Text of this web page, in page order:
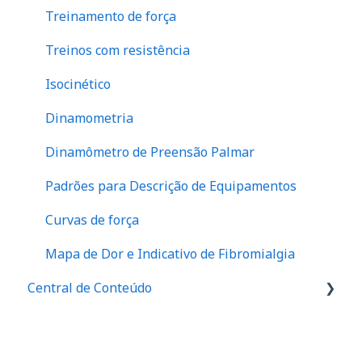
Questionário SF-36
Evolução de atendimento
Financeiro
Escápula
Tronco
abdome
Perna
Treinamento de força
Treinos com resistência
Isocinético
Dinamometria
Dinamômetro de Preensão Palmar
Padrões para Descrição de Equipamentos
Curvas de força
Mapa de Dor e Indicativo de Fibromialgia
Central de Conteúdo